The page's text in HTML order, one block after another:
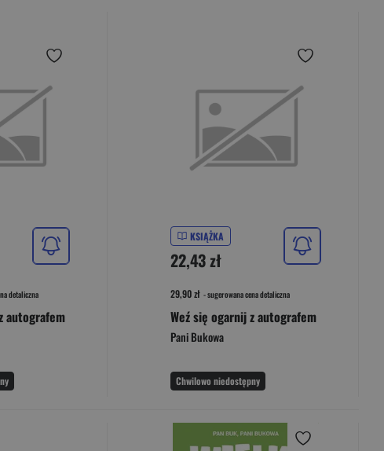
detaliczna
autografem
KSIĄŻKA
22,43 zł
29,90 zł - sugerowana cena detaliczna
Weź się ogarnij z autografem
Pani Bukowa
Chwilowo niedostępny